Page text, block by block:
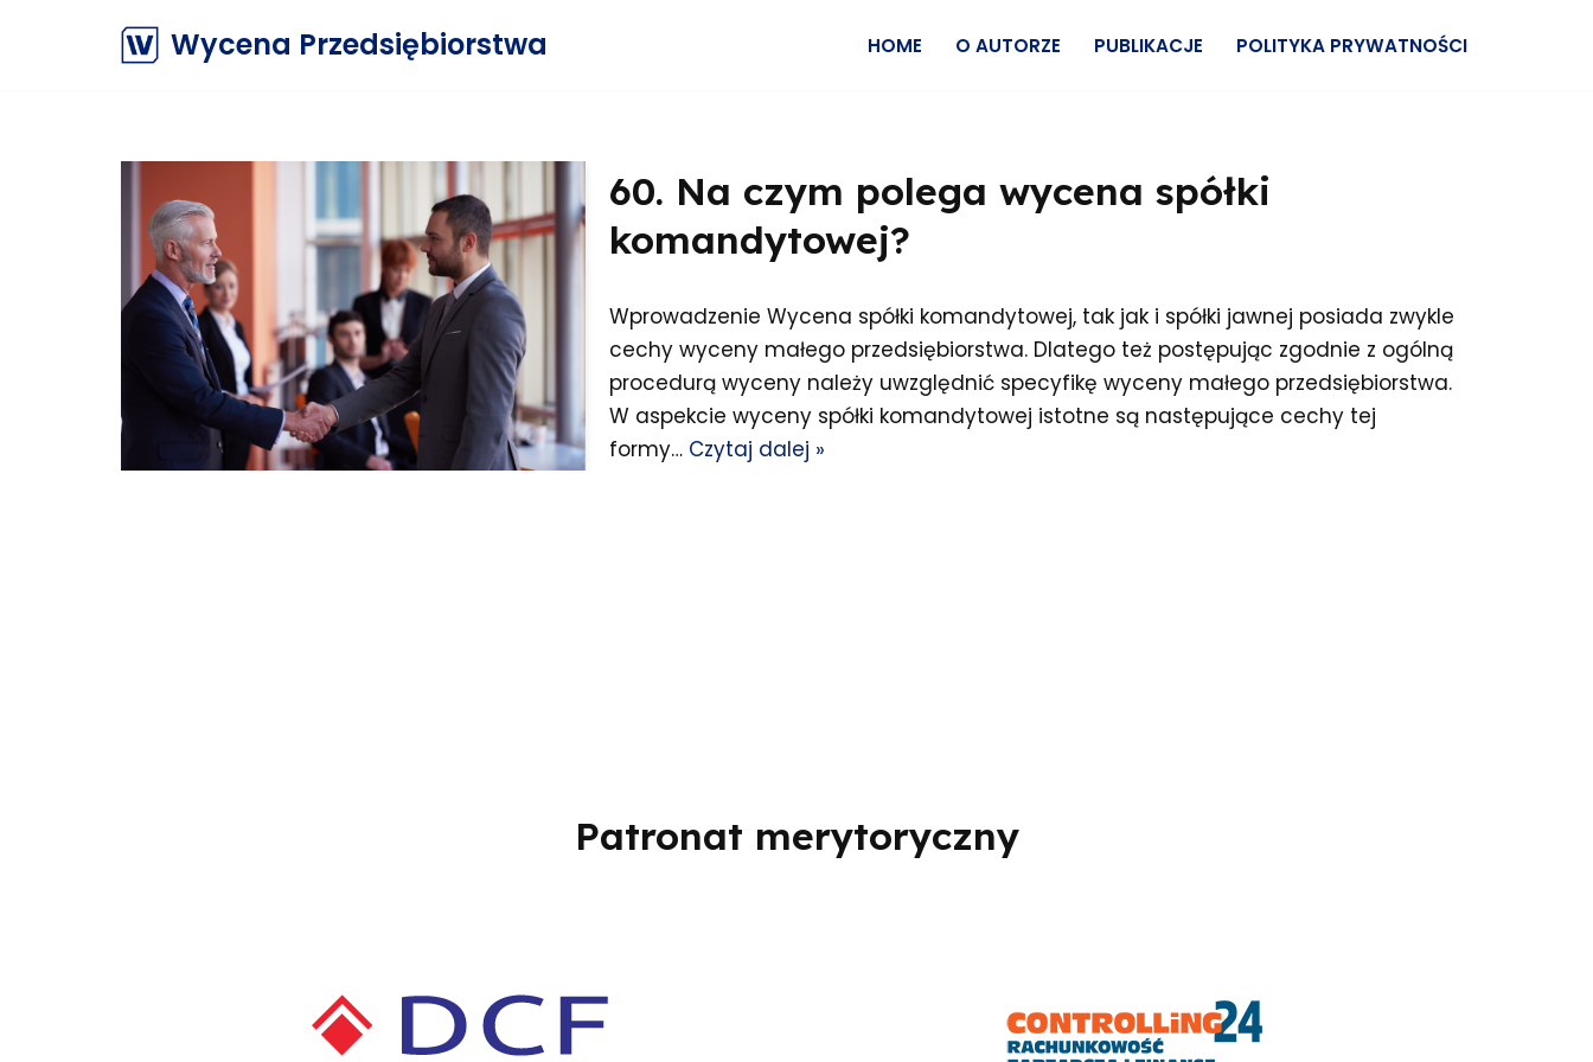
Wycena Przedsiębiorstwa HOME O AUTORZE PUBLIKACJE POLITYKA PRYWATNOŚCI
60. Na czym polega wycena spółki
komandytowej?
Wprowadzenie Wycena spółki komandytowej, tak jak i spółki jawnej posiada zwykle
cechy wyceny małego przedsiębiorstwa. Dlatego też postępując zgodnie z ogólną
procedurą wyceny należy uwzględnić specyfikę wyceny małego przedsiębiorstwa.
W aspekcie wyceny spółki komandytowej istotne są następujące cechy tej
formy… Czytaj dalej »
Patronat merytoryczny